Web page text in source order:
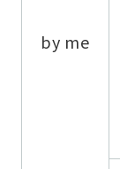
by me